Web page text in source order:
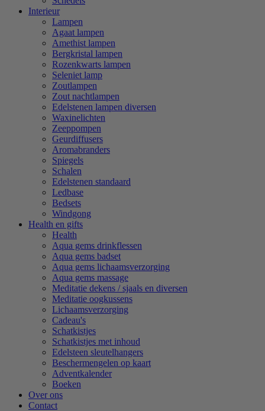
Interieur
Lampen
Agaat lampen
Amethist lampen
Bergkristal lampen
Rozenkwarts lampen
Seleniet lamp
Zoutlampen
Zout nachtlampen
Edelstenen lampen diversen
Waxinelichten
Zeeppompen
Geurdiffusers
Aromabranders
Spiegels
Schalen
Edelstenen standaard
Ledbase
Bedsets
Windgong
Health en gifts
Health
Aqua gems drinkflessen
Aqua gems badset
Aqua gems lichaamsverzorging
Aqua gems massage
Meditatie dekens / sjaals en diversen
Meditatie oogkussens
Lichaamsverzorging
Cadeau's
Schatkistjes
Schatkistjes met inhoud
Edelsteen sleutelhangers
Beschermengelen op kaart
Adventkalender
Boeken
Over ons
Contact